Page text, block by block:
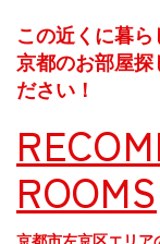
この近くに暮ら
京都のお部屋探
ださい！
ROOMS